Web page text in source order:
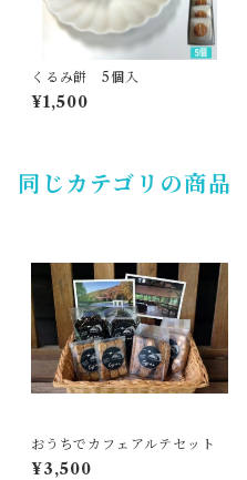
くるみ餅 5個入
¥1,500
同じカテゴリの商品
おうちでカフェアルテセット
¥3,500